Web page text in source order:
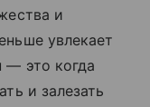
и
увлекает
— это когда
и залезать